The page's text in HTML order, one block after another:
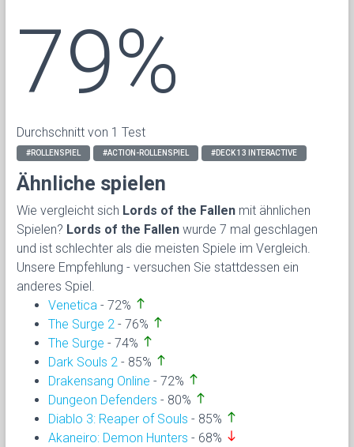
79%
Durchschnitt von 1 Test
#ROLLENSPIEL #ACTION-ROLLENSPIEL #DECK 13 INTERACTIVE
Ähnliche spielen
Wie vergleicht sich Lords of the Fallen mit ähnlichen
Spielen? Lords of the Fallen wurde 7 mal geschlagen
und ist schlechter als die meisten Spiele im Vergleich.
Unsere Empfehlung - versuchen Sie stattdessen ein
anderes Spiel.
Venetica - 72% north
The Surge 2 - 76% north
The Surge - 74% north
Dark Souls 2 - 85% north
Drakensang Online - 72% north
Dungeon Defenders - 80% north
Diablo 3: Reaper of Souls - 85% north
Akaneiro: Demon Hunters - 68% south